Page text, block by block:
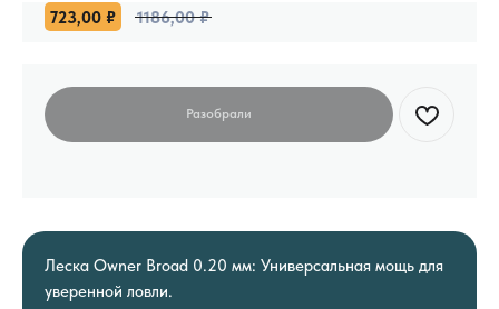
723,00 ₽ 1186,00 ₽
Леска Owner Broad 0.20 мм: Универсальная мощь для
уверенной ловли.